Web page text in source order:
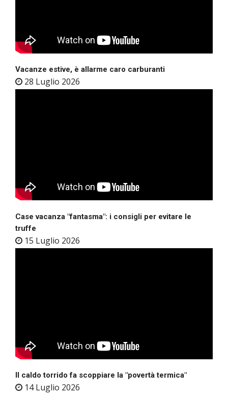
Vacanze estive, è allarme caro carburanti
28 Luglio 2026
Case vacanza "fantasma": i consigli per evitare le
truffe
15 Luglio 2026
Il caldo torrido fa scoppiare la "povertà termica"
14 Luglio 2026